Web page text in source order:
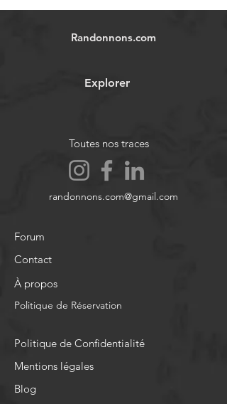
Randonnons.com
Explorer
Toutes nos traces
randonnons.com@gmail.com
Forum
Contact
À propos
Politique de Réservation
Politique de Confidentialité
Mentions légales
Blog